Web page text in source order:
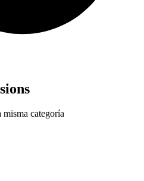
misma categoría